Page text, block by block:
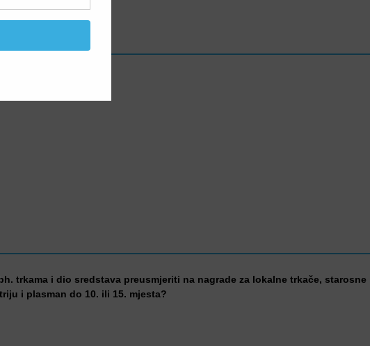
trkama i dio sredstava preusmjeriti na nagrade za lokalne trkače, starosne
i plasman do 10. ili 15. mjesta?